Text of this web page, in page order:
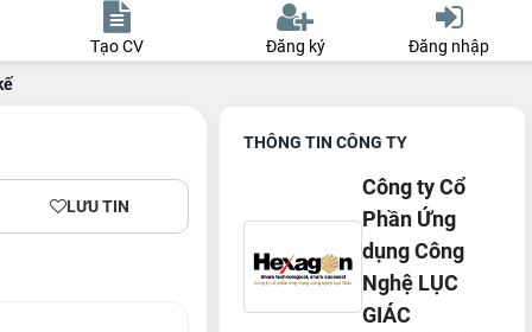
Tạo CV Đăng ký Đăng nhập
LƯU TIN
THÔNG TIN CÔNG TY
Công ty Cổ
Phần Ứng
dụng Công
Nghệ LỤC
GIÁC